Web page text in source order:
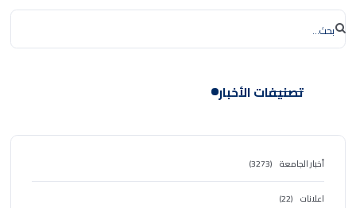
تصنيفات الأخبار
أخبار الجامعة (3273)
اعلانات (22)